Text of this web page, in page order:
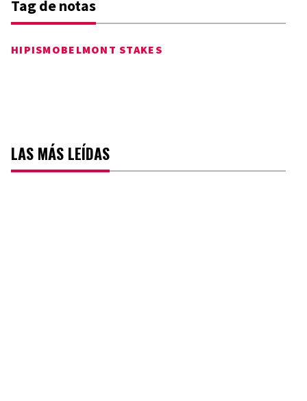
Tag de notas
HIPISMOBELMONT STAKES
LAS MÁS LEÍDAS